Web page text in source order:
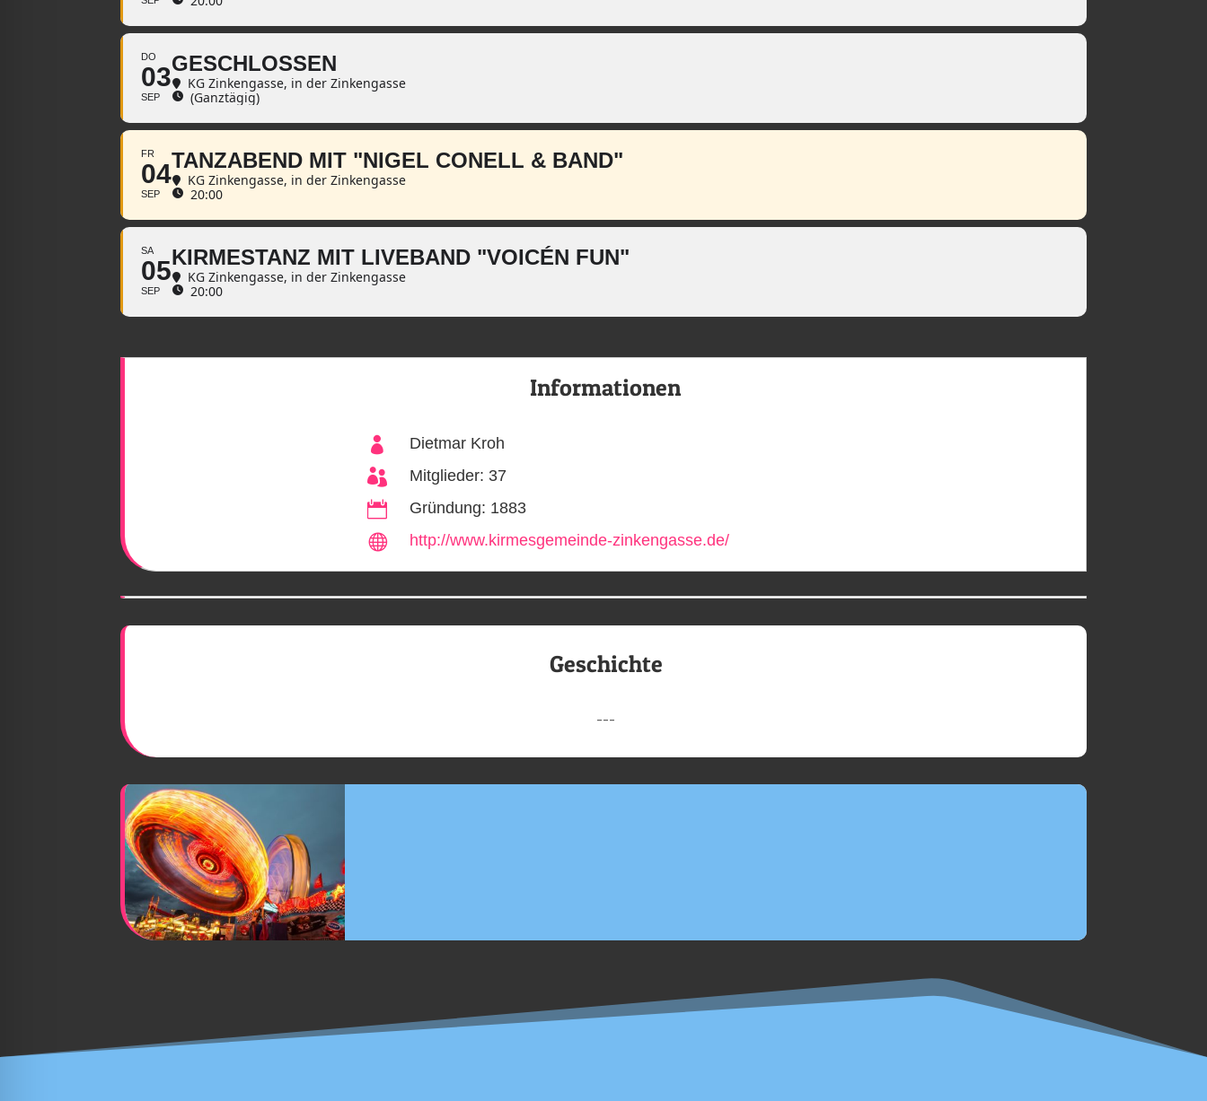
DO
03
SEP
GESCHLOSSEN
KG Zinkengasse, in der Zinkengasse
(Ganztägig)
FR
04
SEP
TANZABEND MIT "NIGEL CONELL & BAND"
KG Zinkengasse, in der Zinkengasse
20:00
SA
05
SEP
KIRMESTANZ MIT LIVEBAND "VOICÉN FUN"
KG Zinkengasse, in der Zinkengasse
20:00
Informationen
 Dietmar Kroh
 Mitglieder: 37
 Gründung: 1883
 http://www.kirmesgemeinde-zinkengasse.de/
Geschichte
---